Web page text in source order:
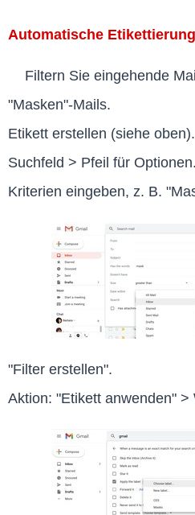
Automatische
Filtern Sie eingehende
"Masken"-Mails.
Etikett erstellen (siehe oben).
Suchfeld > Pfeil für Optionen.
Kriterien eingeben, z. B.
"Filter erstellen".
Aktion: "Etikett anwenden" >